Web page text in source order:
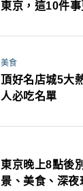
東京，這10件
美食
頂好名店城5大
人必吃名單
東京晚上8點後
景、美食、深夜